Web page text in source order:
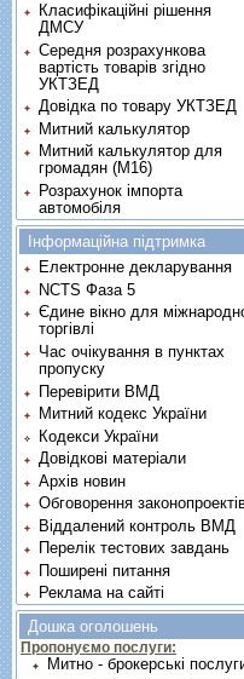
Класифікаційні рішення
ДМСУ
Середня розрахункова
вартість товарів згідно
УКТЗЕД
Довідка по товару УКТЗЕД
Митний калькулятор
Митний калькулятор для
громадян (М16)
Розрахунок імпорта
автомобіля
Інформаційна підтримка
Електронне декларування
NCTS Фаза 5
Єдине вікно для
торгівлі
Час очікування в пунктах
пропуску
Перевірити ВМД
Митний кодекс України
Кодекси України
Довідкові матеріали
Архів новин
Обговорення
Віддалений контроль ВМД
Перелік тестових завдань
Поширені питання
Реклама на сайті
Дошка оголошень
Пропонуємо послуги:
Митно - брокерські